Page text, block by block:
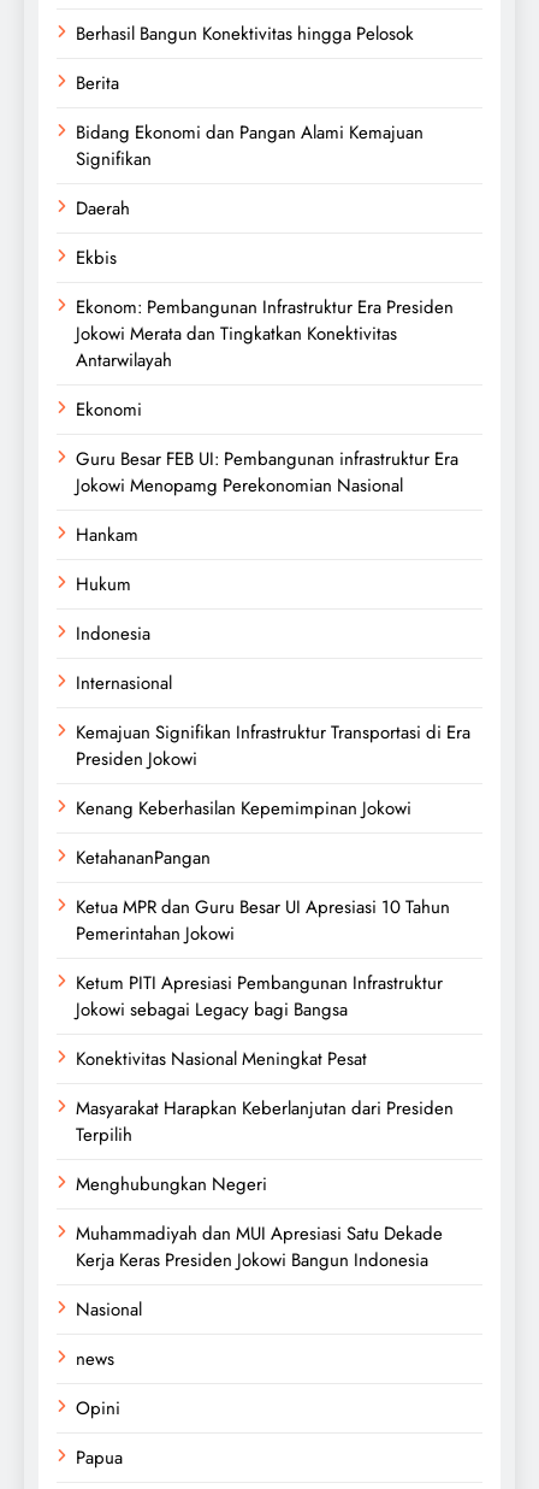
Berhasil Bangun Konektivitas hingga Pelosok
Berita
Bidang Ekonomi dan Pangan Alami Kemajuan
Signifikan
Daerah
Ekbis
Ekonom: Pembangunan Infrastruktur Era Presiden
Jokowi Merata dan Tingkatkan Konektivitas
Antarwilayah
Ekonomi
Guru Besar FEB UI: Pembangunan infrastruktur Era
Jokowi Menopamg Perekonomian Nasional
Hankam
Hukum
Indonesia
Internasional
Kemajuan Signifikan Infrastruktur Transportasi di Era
Presiden Jokowi
Kenang Keberhasilan Kepemimpinan Jokowi
KetahananPangan
Ketua MPR dan Guru Besar UI Apresiasi 10 Tahun
Pemerintahan Jokowi
Ketum PITI Apresiasi Pembangunan Infrastruktur
Jokowi sebagai Legacy bagi Bangsa
Konektivitas Nasional Meningkat Pesat
Masyarakat Harapkan Keberlanjutan dari Presiden
Terpilih
Menghubungkan Negeri
Muhammadiyah dan MUI Apresiasi Satu Dekade
Kerja Keras Presiden Jokowi Bangun Indonesia
Nasional
news
Opini
Papua